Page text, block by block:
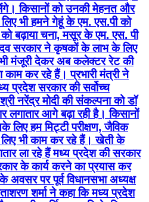
किसानों को उनकी मेहनत और
भी हमने गेहूं के एम. एस.पी को
बढ़ाया चना, मसूर के एम. एस. पी
सरकार ने कृषकों के लाभ के लिए
मंजूरी देकर अब कलेक्टर रेट की
काम कर रहे हैं। प्रभारी मंत्री ने
प्रदेश सरकार की सर्वोच्च
नरेंद्र मोदी की संकल्पना को डॉ
लगातार आगे बढ़ा रही है। किसानों
लिए हम मिट्टी परीक्षण, जैविक
भी काम कर रहे हैं। खेती के
ला रहे हैं मध्य प्रदेश की सरकार
के कार्य करने का प्रयास कर
अवसर पर पूर्व विधानसभा अध्यक्ष
शर्मा ने कहा कि मध्य प्रदेश